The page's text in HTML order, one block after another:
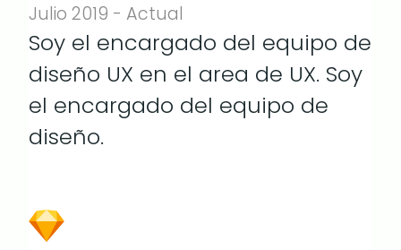
Julio 2019 - Actual
Soy el encargado del equipo de
diseño UX en el area de UX. Soy
el encargado del equipo de
diseño.